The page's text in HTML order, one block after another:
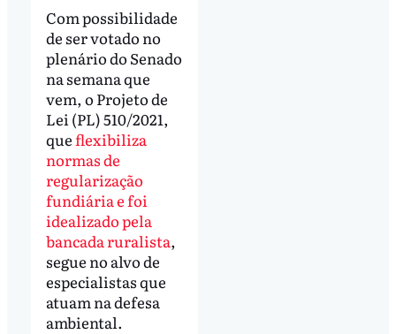
Com possibilidade
de ser votado no
plenário do Senado
na semana que
vem, o Projeto de
Lei (PL) 510/2021,
que flexibiliza
normas de
regularização
fundiária e foi
idealizado pela
bancada ruralista,
segue no alvo de
especialistas que
atuam na defesa
ambiental.